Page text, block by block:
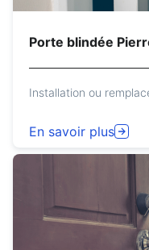
Porte blindée
Installation ou
En savoir plus